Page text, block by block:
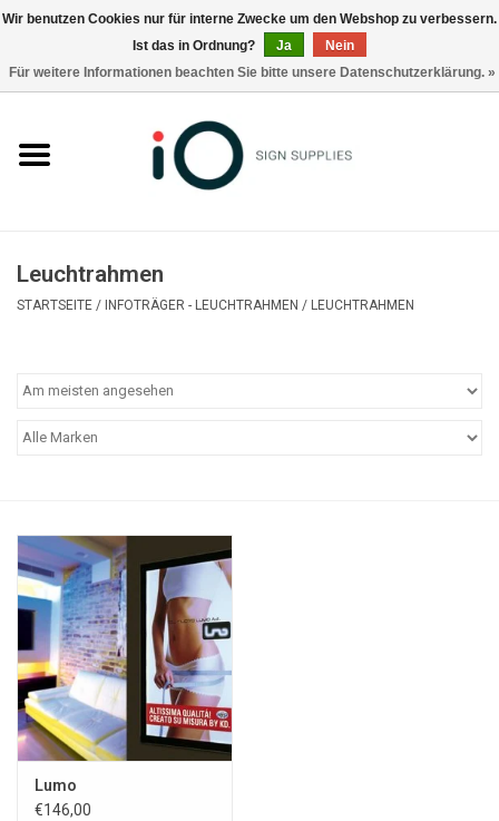
Marken
Rufen Sie uns an +32 3 353 67 63
Leuchtrahmen
STARTSEITE / INFOTRÄGER - LEUCHTRAHMEN / LEUCHTRAHMEN
Lumo
€146,00
Wir benutzen Cookies nur für interne Zwecke um den Webshop zu verbessern.
Ist das in Ordnung?
Ja
Nein
Für weitere Informationen beachten Sie bitte unsere Datenschutzerklärung. »